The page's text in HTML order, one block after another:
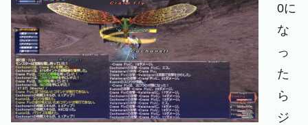
0に
な
っ
た
ら
ジ